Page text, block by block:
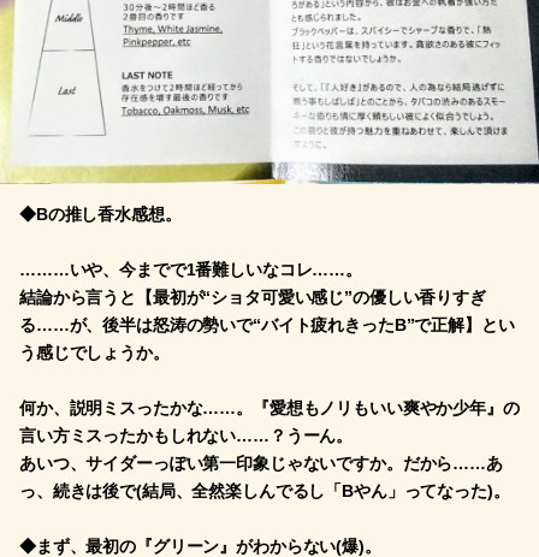
◆Bの推し香水感想。
………いや、今までで1番難しいなコレ……。
結論から言うと【最初が“ショタ可愛い感じ”の優しい香りすぎ
る……が、後半は怒涛の勢いで“バイト疲れきったB”で正解】とい
う感じでしょうか。
何か、説明ミスったかな……。『愛想もノリもいい爽やか少年』の
言い方ミスったかもしれない……？うーん。
あいつ、サイダーっぽい第一印象じゃないですか。だから……あ
っ、続きは後で(結局、全然楽しんでるし「Bやん」ってなった)。
◆まず、最初の『グリーン』がわからない(爆)。